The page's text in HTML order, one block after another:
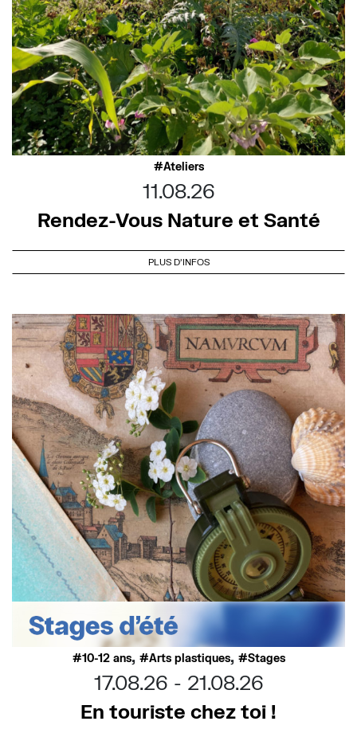
Ateliers
11.08.26
Rendez-Vous Nature et Santé
PLUS D'INFOS
10-12 ans, Arts plastiques, Stages
17.08.26
21.08.26
En touriste chez toi !